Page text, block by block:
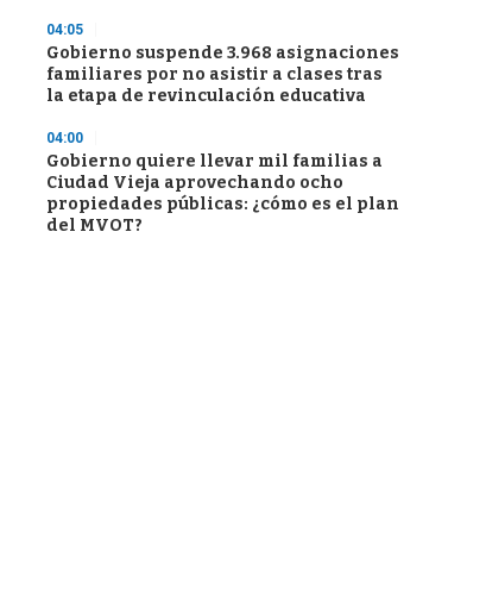
04:05
Gobierno suspende 3.968 asignaciones
familiares por no asistir a clases tras
la etapa de revinculación educativa
04:00
Gobierno quiere llevar mil familias a
Ciudad Vieja aprovechando ocho
propiedades públicas: ¿cómo es el plan
del MVOT?